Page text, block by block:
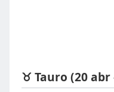
♉ Tauro (20